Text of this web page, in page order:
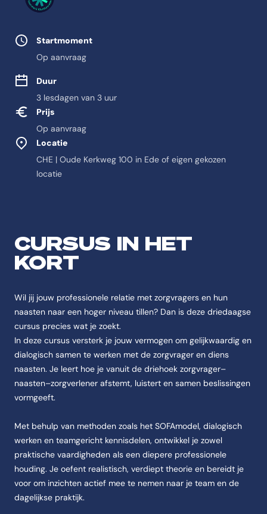
Startmoment
Op aanvraag
Duur
3 lesdagen van 3 uur
Prijs
Op aanvraag
Locatie
CHE | Oude Kerkweg 100 in Ede of eigen gekozen
locatie
Antwoord-samenvatting
De cursus Gelijkwaardig samenwerken in Zorg & Welzijn is een
Naam
De cursus heet Gelijkwaardig samenwerken in Zorg & Welzijn.
Instelling
De cursus Gelijkwaardig samenwerken in Zorg & Welzijn wordt
De cursus Gelijkwaardig samenwerken in Zorg & Welzijn valt onder
Opleidingstype
Studievorm
De cursus Gelijkwaardig samenwerken in Zorg & Welzijn wordt
Studieduur
De cursus Gelijkwaardig samenwerken in Zorg & Welzijn duurt 3
Startmoment
CURSUS IN HET
KORT
Wil jij jouw professionele relatie met zorgvragers en hun
naasten naar een hoger niveau tillen? Dan is deze driedaagse
cursus precies wat je zoekt.
In deze cursus versterk je jouw vermogen om gelijkwaardig en
dialogisch samen te werken met de zorgvrager en diens
naasten. Je leert hoe je vanuit de driehoek zorgvrager–
naasten–zorgverlener afstemt, luistert en samen beslissingen
vormgeeft.
Met behulp van methoden zoals het SOFAmodel, dialogisch
werken en teamgericht kennisdelen, ontwikkel je zowel
praktische vaardigheden als een diepere professionele
houding. Je oefent realistisch, verdiept theorie en bereidt je
voor om inzichten actief mee te nemen naar je team en de
dagelijkse praktijk.